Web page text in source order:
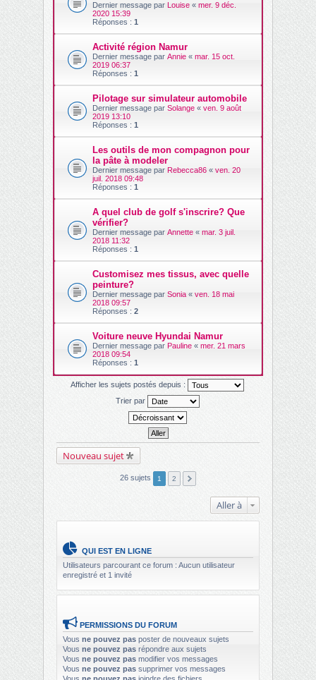
Dernier message par Louise « mer. 9 déc.
2020 15:39
Réponses : 1
Activité région Namur
Dernier message par Annie « mar. 15 oct.
2019 06:37
Réponses : 1
Pilotage sur simulateur automobile
Dernier message par Solange « ven. 9 août
2019 13:10
Réponses : 1
Les outils de mon compagnon pour
la pâte à modeler
Dernier message par Rebecca86 « ven. 20
juil. 2018 09:48
Réponses : 1
A quel club de golf s'inscrire? Que
vérifier?
Dernier message par Annette « mar. 3 juil.
2018 11:32
Réponses : 1
Customisez mes tissus, avec quelle
peinture?
Dernier message par Sonia « ven. 18 mai
2018 09:57
Réponses : 2
Voiture neuve Hyundai Namur
Dernier message par Pauline « mer. 21 mars
2018 09:54
Réponses : 1
Afficher les sujets postés depuis :
Trier par
Nouveau sujet
26 sujets 1 2
Aller à
QUI EST EN LIGNE
Utilisateurs parcourant ce forum : Aucun utilisateur
enregistré et 1 invité
PERMISSIONS DU FORUM
Vous ne pouvez pas poster de nouveaux sujets
Vous ne pouvez pas répondre aux sujets
Vous ne pouvez pas modifier vos messages
Vous ne pouvez pas supprimer vos messages
Vous ne pouvez pas joindre des fichiers